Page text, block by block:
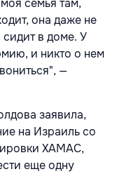
семья там,
она даже не
в доме. У
и никто о нем
—
заявила,
на Израиль со
ХАМАС,
еще одну